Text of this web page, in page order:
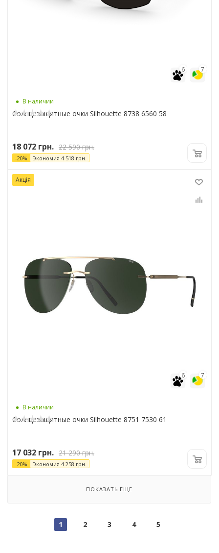
7
6
В наличии
Солнцезащитные очки Silhouette 8738 6560 58
18 072 грн. 22 590грн.
-20% Экономия 4 518 грн.
Акція
7
6
В наличии
Солнцезащитные очки Silhouette 8751 7530 61
17 032 грн. 21 290грн.
-20% Экономия 4 258 грн.
ПОКАЗАТЬ ЕЩЕ
1 2 3 4 5